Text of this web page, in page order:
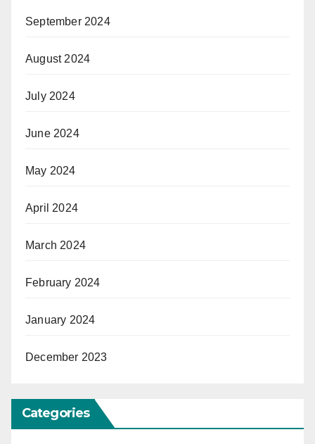
September 2024
August 2024
July 2024
June 2024
May 2024
April 2024
March 2024
February 2024
January 2024
December 2023
Categories